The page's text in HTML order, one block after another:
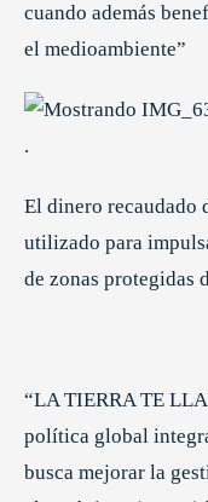
cuando además
el medioambiente”
.
El dinero recaudado
utilizado para
de zonas protegidas
“LA TIERRA TE
política global
busca mejorar la